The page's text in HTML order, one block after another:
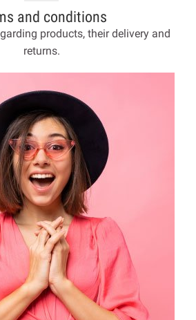
and conditions
products, their delivery and
returns.